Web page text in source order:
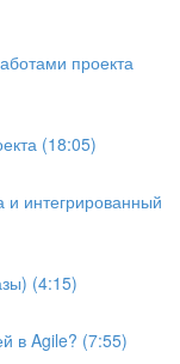
проекта
(18:05)
и интегрированный
(4:15)
в Agile? (7:55)